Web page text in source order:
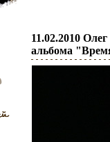
11.02.2010
альбома